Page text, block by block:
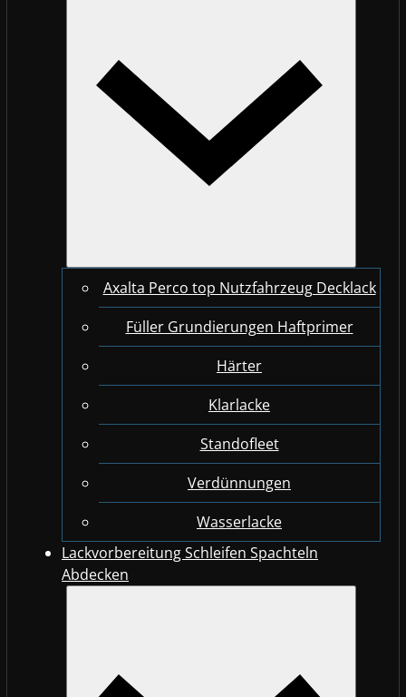
Axalta Perco top Nutzfahrzeug Decklack
Füller Grundierungen Haftprimer
Härter
Klarlacke
Standofleet
Verdünnungen
Wasserlacke
Lackvorbereitung Schleifen Spachteln
Abdecken